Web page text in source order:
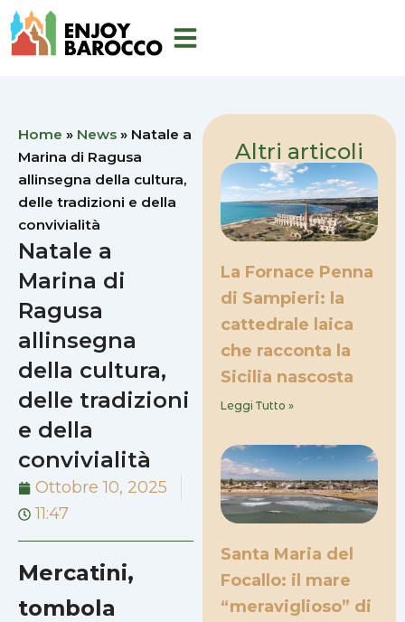
Vai
al
Home » News » Natale a
Marina di Ragusa
allinsegna della cultura,
delle tradizioni e della
convivialità
Natale a
Marina di
Ragusa
allinsegna
della cultura,
delle tradizioni
e della
convivialità
Ottobre 10, 2025
11:47
Mercatini,
tombola
Altri articoli
La Fornace Penna
di Sampieri: la
cattedrale laica
che racconta la
Sicilia nascosta
Leggi Tutto »
Santa Maria del
Focallo: il mare
“meraviglioso” di